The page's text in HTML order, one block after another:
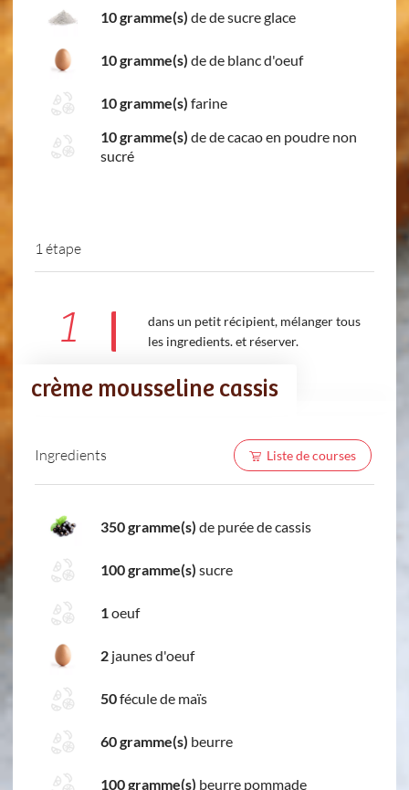
10 gramme(s) de de sucre glace
10 gramme(s) de de blanc d'oeuf
10 gramme(s) farine
10 gramme(s) de de cacao en poudre non
sucré
1 étape
1
dans un petit récipient, mélanger tous
les ingredients. et réserver.
crème mousseline cassis
Ingredients Liste de courses
350 gramme(s) de purée de cassis
100 gramme(s) sucre
1oeuf
2 jaunes d'oeuf
50fécule de maïs
60 gramme(s) beurre
100 gramme(s) beurre pommade